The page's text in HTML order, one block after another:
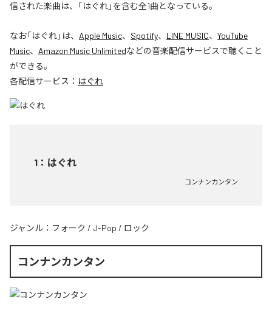
信された楽曲は、「はぐれ」を含む全1曲となっている。
なお「はぐれ」は、 Apple Music、 Spotify、 LINE MUSIC、 YouTube
Music、 Amazon Music Unlimitedなどの音楽配信サービスで聴くこと
ができる。
各配信サービス： はぐれ
1 ： はぐれ
コンナンカンタン
ジャンル： フォーク / J-Pop / ロック
コンナンカンタン